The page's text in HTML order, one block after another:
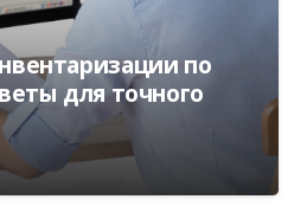
по
для точного